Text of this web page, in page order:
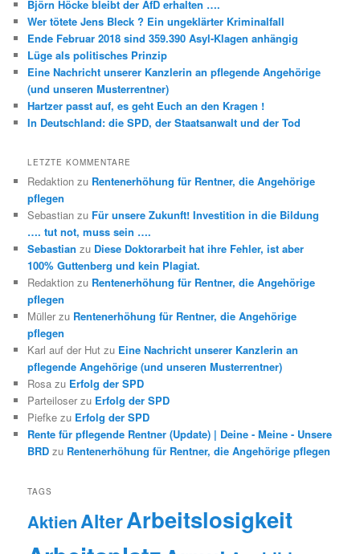
Björn Höcke bleibt der AfD erhalten ….
Wer tötete Jens Bleck ? Ein ungeklärter Kriminalfall
Ende Februar 2018 sind 359.390 Asyl-Klagen anhängig
Lüge als politisches Prinzip
Eine Nachricht unserer Kanzlerin an pflegende Angehörige
(und unseren Musterrentner)
Hartzer passt auf, es geht Euch an den Kragen !
In Deutschland: die SPD, der Staatsanwalt und der Tod
LETZTE KOMMENTARE
Redaktion zu Rentenerhöhung für Rentner, die Angehörige
pflegen
Sebastian zu Für unsere Zukunft! Investition in die Bildung
…. tut not, muss sein ….
Sebastian zu Diese Doktorarbeit hat ihre Fehler, ist aber
100% Guttenberg und kein Plagiat.
Redaktion zu Rentenerhöhung für Rentner, die Angehörige
pflegen
Müller zu Rentenerhöhung für Rentner, die Angehörige
pflegen
Karl auf der Hut zu Eine Nachricht unserer Kanzlerin an
pflegende Angehörige (und unseren Musterrentner)
Rosa zu Erfolg der SPD
Parteiloser zu Erfolg der SPD
Piefke zu Erfolg der SPD
Rente für pflegende Rentner (Update) | Deine - Meine - Unsere
BRD zu Rentenerhöhung für Rentner, die Angehörige pflegen
TAGS
AktienAlterArbeitslosigkeit